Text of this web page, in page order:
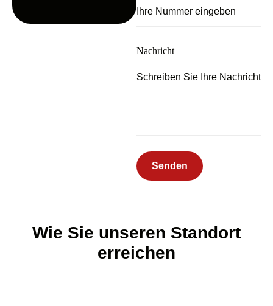
Nachricht
Wie Sie unseren Standort
erreichen